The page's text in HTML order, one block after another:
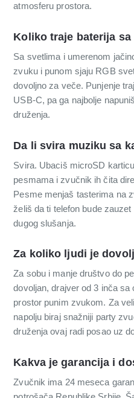
atmosferu prostora.
Koliko traje baterija
Sa svetlima i umerenom
zvuku i punom sjaju RGB
dovoljno za veče. Punjenje
USB-C, pa ga najbolje
druženja.
Da li svira muziku sa
Svira. Ubaciš microSD
pesmama i zvučnik ih čita
Pesme menjaš tasterima na
želiš da ti telefon bude
dugog slušanja.
Za koliko ljudi je
Za sobu i manje društvo do
dovoljan, drajver od 3 inča
prostor punim zvukom. Za
napolju biraj snažniji party
druženja ovaj radi posao uz
Kakva je garancija i
Zvučnik ima 24 meseca